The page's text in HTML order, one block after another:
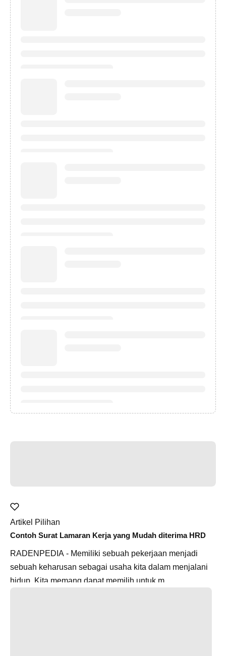
Artikel Pilihan
Contoh Surat Lamaran Kerja yang Mudah diterima HRD
RADENPEDIA - Memiliki sebuah pekerjaan menjadi
sebuah keharusan sebagai usaha kita dalam menjalani
hidup. Kita memang dapat memilih untuk m...